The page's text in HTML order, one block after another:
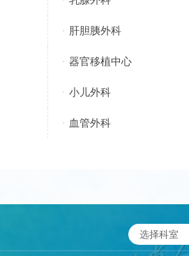
肝胆胰外科
器官移植中心
小儿外科
血管外科
选择科室